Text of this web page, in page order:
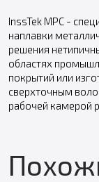
InssTek MPC -
наплавки
решения
областях
покрытий или
сверхточным
рабочей камерой